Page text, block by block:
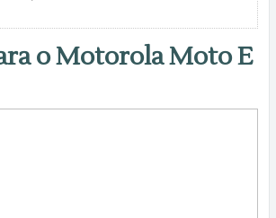
o Motorola Moto E